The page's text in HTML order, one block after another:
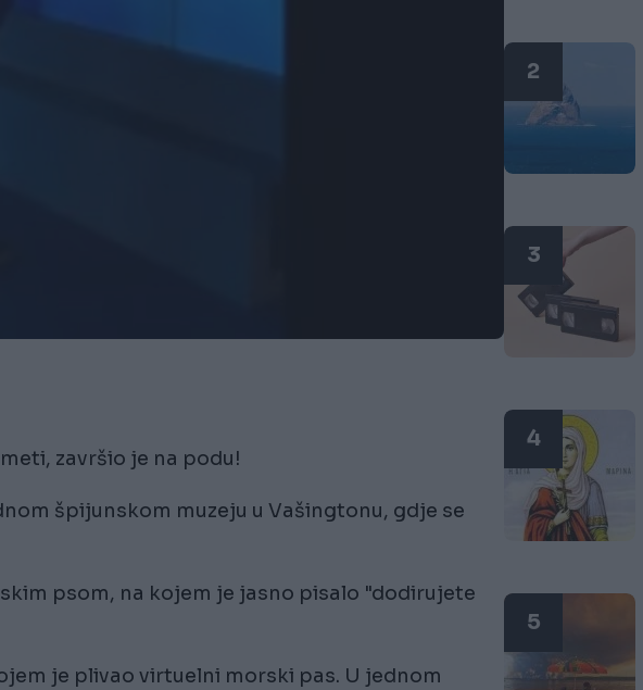
završio je na podu!
špijunskom muzeju u Vašingtonu, gdje se
psom, na kojem je jasno pisalo "dodirujete
je plivao virtuelni morski pas. U jednom
2
3
4
5